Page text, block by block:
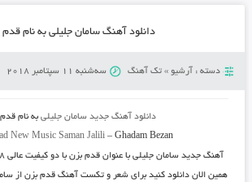
دانلود آهنگ سامان جلیلی به نام
دسته : آرشیو » تک آهنگ سه‌شنبه 11 سپتامبر 2018
دانلود آهنگ جدید سامان جلیلی به نام
New Music Saman Jalili– Ghadam Bezan
آهنگ جدید سامان جلیلیبا عنوان قدم بزنبا دو کیفیت عالی ۱۲۸ و ۳۲۰ آماده کردیم
همین الان دانلود کنید برای شعر و تکست آهنگ قدم بزن از